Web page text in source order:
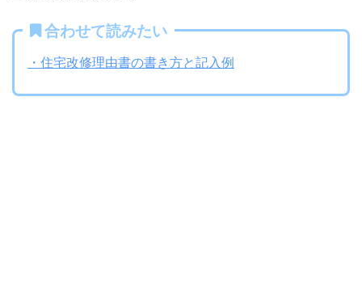
合わせて読みたい
・住宅改修理由書の書き方と記入例